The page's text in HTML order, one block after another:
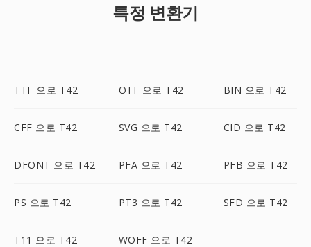
특정 변환기
TTF 으로 T42 OTF 으로 T42 BIN 으로 T42
CFF 으로 T42 SVG 으로 T42 CID 으로 T42
DFONT 으로 T42 PFA 으로 T42 PFB 으로 T42
PS 으로 T42 PT3 으로 T42 SFD 으로 T42
T11 으로 T42 WOFF 으로 T42